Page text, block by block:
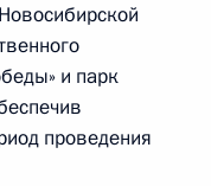
в режиме видео-
по поручению
Российской
Федерации
и парк
проведения